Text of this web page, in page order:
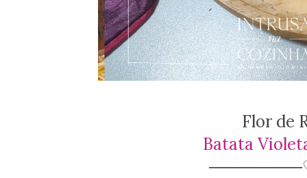
Flor de
Batata